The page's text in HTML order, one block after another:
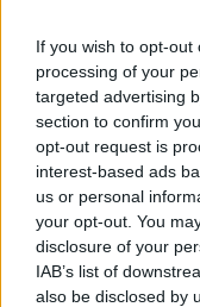
If you wish to opt-
processing of your
targeted advertising
section to confirm
opt-out request is
interest-based ads
us or personal
your opt-out. You
disclosure of your
IAB’s list of
also be disclosed by
Uniós források:
pénzek